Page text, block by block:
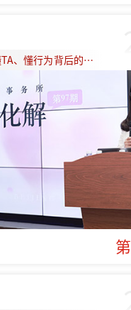
懂法律、懂你、懂TA、懂行为背后的原因
第